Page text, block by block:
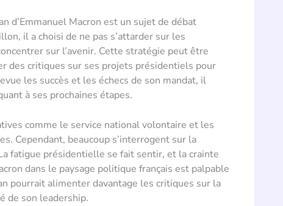
d’Emmanuel Macron est un sujet de débat
il a choisi de ne pas s’attarder sur les
sur l’avenir. Cette stratégie peut être
des critiques sur ses projets présidentiels pour
les succès et les échecs de son mandat, il
à ses prochaines étapes.
comme le service national volontaire et les
Cependant, beaucoup s’interrogent sur la
fatigue présidentielle se fait sentir, et la crainte
dans le paysage politique français est palpable
pourrait alimenter davantage les critiques sur la
de son leadership.